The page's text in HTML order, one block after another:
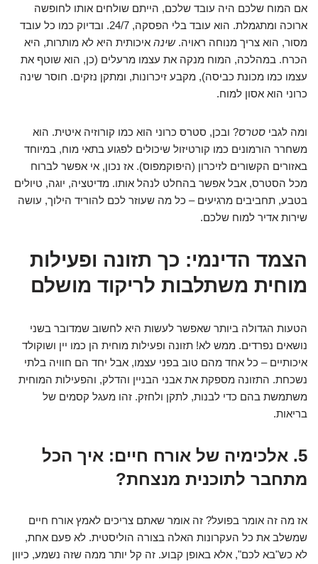
אם המוח שלכם היה עובד שלכם, הייתם שולחים אותו לחופשה
ארוכה ומתגמלת. הוא עובד בלי הפסקה, 24/7. ובדיוק כמו כל עובד
מסור, הוא צריך מנוחה ראויה.שינה איכותית היא לא מותרות, היא
הכרח. במהלכה, המוח מנקה את עצמו מרעלים (כן, הוא שוטף את
עצמו כמו מכונת כביסה), מקבע זיכרונות, ומתקן נזקים. חוסר שינה
כרוני הוא אסון למוח.
ומה לגבי סטרס? ובכן, סטרס כרוני הוא כמו קורוזיה איטית. הוא
משחרר הורמונים כמו קורטיזול שיכולים לפגוע בתאי מוח, במיוחד
באזורים הקשורים לזיכרון (היפוקמפוס). אז נכון, אי אפשר לברוח
מכל הסטרס, אבל אפשר בהחלט לנהל אותו. מדיטציה, יוגה, טיולים
בטבע, תחביבים מרגיעים – כל מה שעוזר לכם להוריד הילוך, עושה
שירות אדיר למוח שלכם.
הצמד הדינמי: כך תזונה ופעילות
מוחית משתלבות לריקוד מושלם
הטעות הגדולה ביותר שאפשר לעשות היא לחשוב שמדובר בשני
נושאים נפרדים. ממש לא! תזונה ופעילות מוחית הן כמו יין ושוקולד
איכותיים – כל אחד מהם טוב בפני עצמו, אבל יחד הם חוויה בלתי
נשכחת. התזונה מספקת את אבני הבניין והדלק, והפעילות המוחית
משתמשת בהם כדי לבנות, לתקן ולחזק. זהו מעגל קסמים של
בריאות.
5. אלכימיה של אורח חיים: איך הכל
מתחבר לתוכנית מנצחת?
אז מה זה אומר בפועל? זה אומר שאתם צריכים לאמץ אורח חיים
שמשלב את כל העקרונות האלה בצורה הוליסטית. לא פעם אחת,
לא כש"בא לכם", אלא באופן קבוע. זה קל יותר ממה שזה נשמע, כיוון